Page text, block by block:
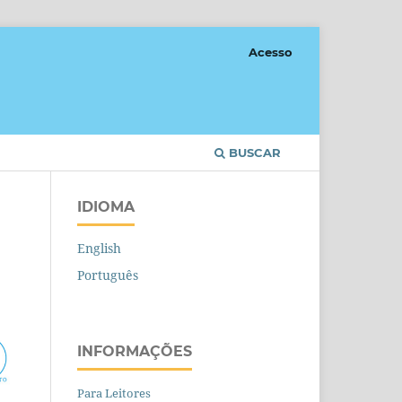
BUSCAR
Acesso
IDIOMA
English
Português
INFORMAÇÕES
Para Leitores